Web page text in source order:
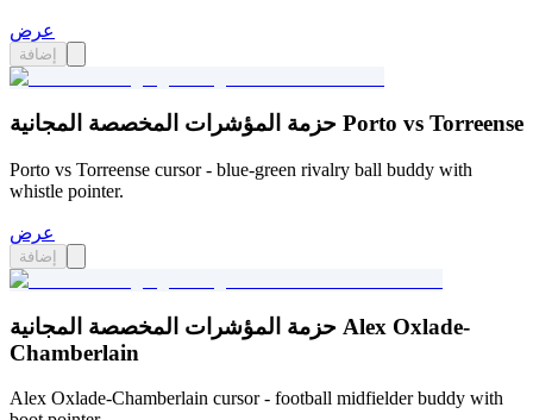
عرض
إضافة
حزمة المؤشرات المخصصة المجانية Porto vs Torreense
Porto vs Torreense cursor - blue-green rivalry ball buddy with
whistle pointer.
عرض
إضافة
حزمة المؤشرات المخصصة المجانية Alex Oxlade-
Chamberlain
Alex Oxlade-Chamberlain cursor - football midfielder buddy with